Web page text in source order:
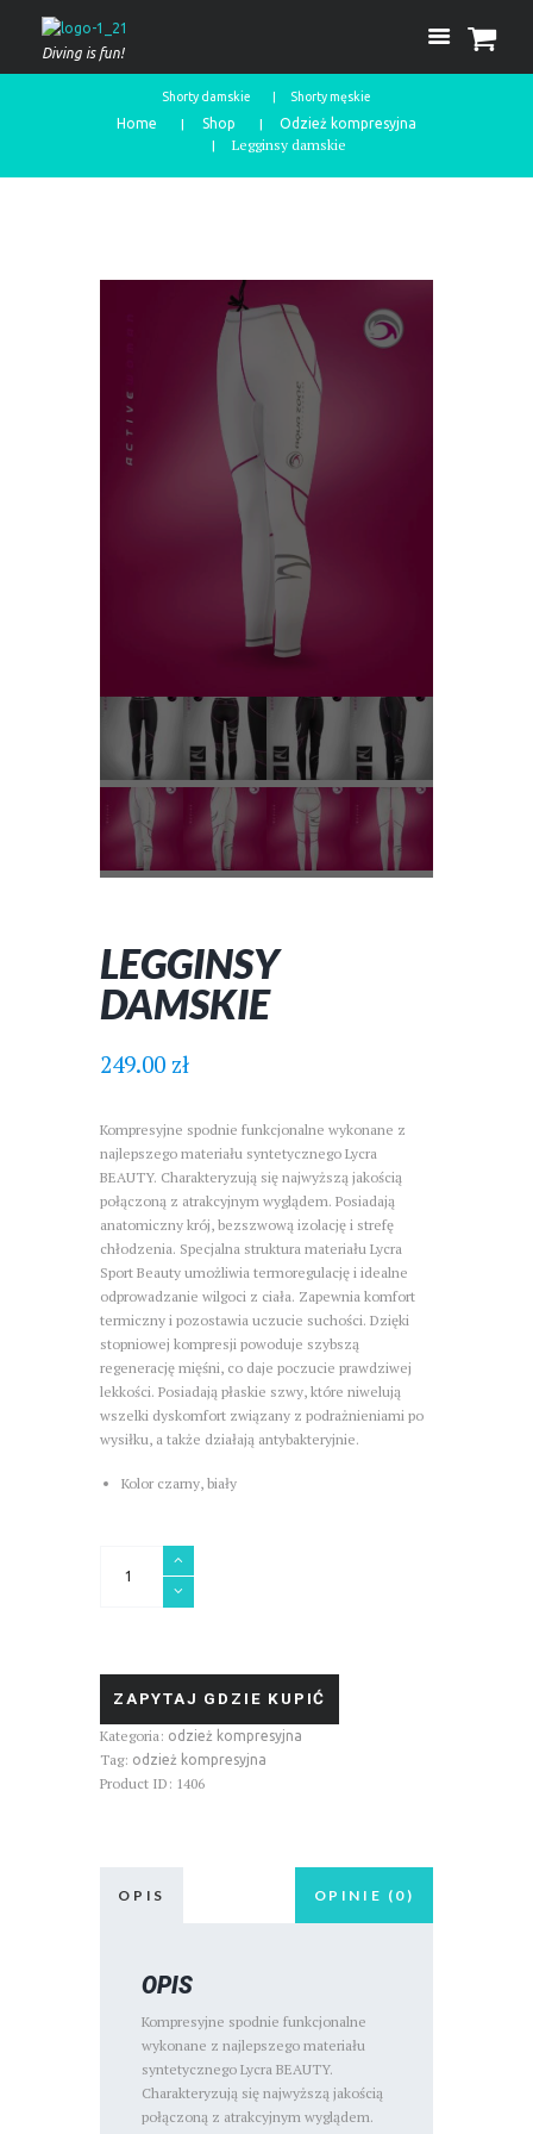
Diving is fun!
Shorty damskie Shorty męskie
Home Shop Odzież kompresyjna
Legginsy damskie
LEGGINSY
DAMSKIE
249.00 zł
Kompresyjne spodnie funkcjonalne wykonane z
najlepszego materiału syntetycznego Lycra
BEAUTY. Charakteryzują się najwyższą jakością
połączoną z atrakcyjnym wyglądem. Posiadają
anatomiczny krój, bezszwową izolację i strefę
chłodzenia. Specjalna struktura materiału Lycra
Sport Beauty umożliwia termoregulację i idealne
odprowadzanie wilgoci z ciała. Zapewnia komfort
termiczny i pozostawia uczucie suchości. Dzięki
stopniowej kompresji powoduje szybszą
regenerację mięśni, co daje poczucie prawdziwej
lekkości. Posiadają płaskie szwy, które niwelują
wszelki dyskomfort związany z podrażnieniami po
wysiłku, a także działają antybakteryjnie.
Kolor czarny, biały
Legginsy
ZAPYTAJ GDZIE KUPIĆ
Kategoria: odzież kompresyjna
Tag: odzież kompresyjna
Product ID: 1406
OPIS OPINIE (0)
OPIS
Kompresyjne spodnie funkcjonalne
wykonane z najlepszego materiału
syntetycznego Lycra BEAUTY.
Charakteryzują się najwyższą jakością
połączoną z atrakcyjnym wyglądem.